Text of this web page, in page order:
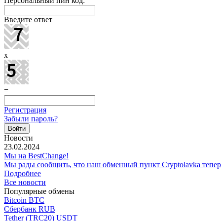
Введите ответ
x
=
Регистрация
Забыли пароль?
Новости
23.02.2024
Мы на BestChange!
Мы рады сообщить, что наш обменный пункт Cryptolavka
Подробнее
Все новости
Популярные обмены
Bitcoin BTC
Сбербанк RUB
Tether (TRC20) USDT